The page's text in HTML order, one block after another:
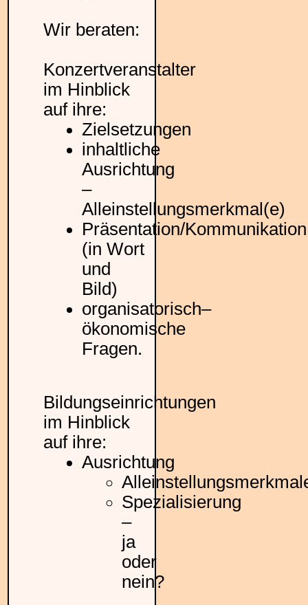
Wir beraten:
Konzertveranstalter
im Hinblick
auf ihre:
Zielsetzungen
inhaltliche
Ausrichtung
–
Alleinstellungsmerkmal(e)
Präsentation/Kommunikation
(in Wort
und
Bild)
organisatorisch–
ökonomische
Fragen.
Bildungseinrichtungen
im Hinblick
auf ihre:
Ausrichtung
Spezialisierung
–
ja
oder
nein?